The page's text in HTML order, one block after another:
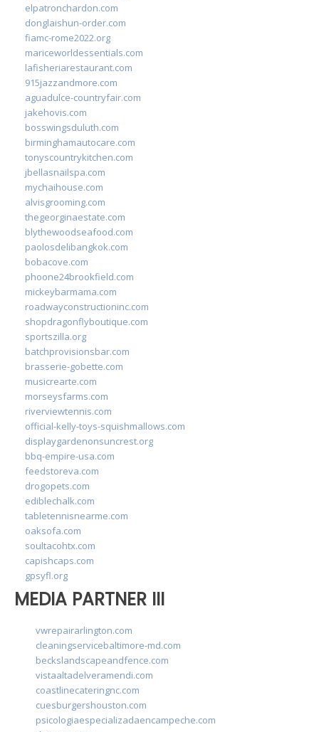
elpatronchardon.com
donglaishun-order.com
fiamc-rome2022.org
mariceworldessentials.com
lafisheriarestaurant.com
915jazzandmore.com
aguadulce-countryfair.com
jakehovis.com
bosswingsduluth.com
birminghamautocare.com
tonyscountrykitchen.com
jbellasnailspa.com
mychaihouse.com
alvisgrooming.com
thegeorginaestate.com
blythewoodseafood.com
paolosdelibangkok.com
bobacove.com
phoone24brookfield.com
mickeybarmama.com
roadwayconstructioninc.com
shopdragonflyboutique.com
sportszilla.org
batchprovisionsbar.com
brasserie-gobette.com
musicrearte.com
morseysfarms.com
riverviewtennis.com
official-kelly-toys-squishmallows.com
displaygardenonsuncrest.org
bbq-empire-usa.com
feedstoreva.com
drogopets.com
ediblechalk.com
tabletennisnearme.com
oaksofa.com
soultacohtx.com
capishcaps.com
gpsyfl.org
MEDIA PARTNER III
vwrepairarlington.com
cleaningservicebaltimore-md.com
beckslandscapeandfence.com
vistaaltadelveramendi.com
coastlinecateringnc.com
cuesburgershouston.com
psicologiaespecializadaencampeche.com